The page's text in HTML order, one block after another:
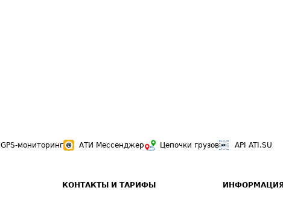
GPS-мониторинг АТИ Мессенджер Цепочки грузов API ATI.SU
КОНТАКТЫ И ТАРИФЫ ИНФОРМАЦИЯ